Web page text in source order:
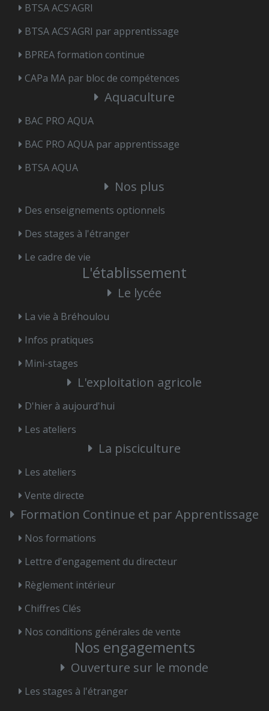
BTSA ACS'AGRI
BTSA ACS'AGRI par apprentissage
BPREA formation continue
CAPa MA par bloc de compétences
Aquaculture
BAC PRO AQUA
BAC PRO AQUA par apprentissage
BTSA AQUA
Nos plus
Des enseignements optionnels
Des stages à l'étranger
Le cadre de vie
L'établissement
Le lycée
La vie à Bréhoulou
Infos pratiques
Mini-stages
L'exploitation agricole
D'hier à aujourd'hui
Les ateliers
La pisciculture
Les ateliers
Vente directe
Formation Continue et par Apprentissage
Nos formations
Lettre d'engagement du directeur
Règlement intérieur
Chiffres Clés
Nos conditions générales de vente
Nos engagements
Ouverture sur le monde
Les stages à l'étranger